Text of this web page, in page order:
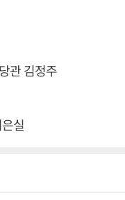
관 김정주
실